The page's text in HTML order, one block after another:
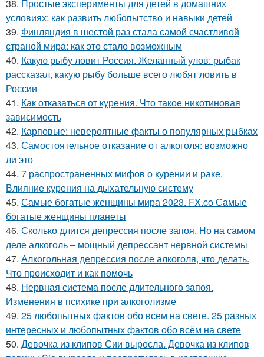
38. Простые эксперименты для детей в домашних
условиях: как развить любопытство и навыки детей
39. Финляндия в шестой раз стала самой счастливой
страной мира: как это стало возможным
40. Какую рыбу ловит Россия. Желанный улов: рыбак
рассказал, какую рыбу больше всего любят ловить в
России
41. Как отказаться от курения. Что такое никотиновая
зависимость
42. Карповые: невероятные факты о популярных рыбках
43. Самостоятельное отказание от алкоголя: возможно
ли это
44. 7 распространенных мифов о курении и раке.
Влияние курения на дыхательную систему
45. Самые богатые женщины мира 2023. FX.co Самые
богатые женщины планеты
46. Сколько длится депрессия после запоя. Но на самом
деле алкоголь – мощный депрессант нервной системы
47. Алкогольная депрессия после алкоголя, что делать.
Что происходит и как помочь
48. Нервная система после длительного запоя.
Изменения в психике при алкоголизме
49. 25 любопытных фактов обо всем на свете. 25 разных
интересных и любопытных фактов обо всём на свете
50. Девочка из клипов Сии выросла. Девочка из клипов